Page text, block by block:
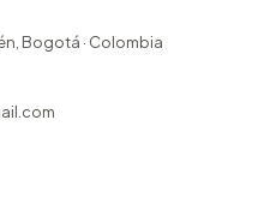
Bogotá · Colombia